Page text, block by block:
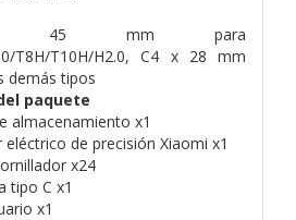
45 mm para
T8H/T10H/H2.0, C4 x 28 mm
demás tipos
paquete
almacenamiento x1
de precisión Xiaomi x1
x24
tipo C x1
x1